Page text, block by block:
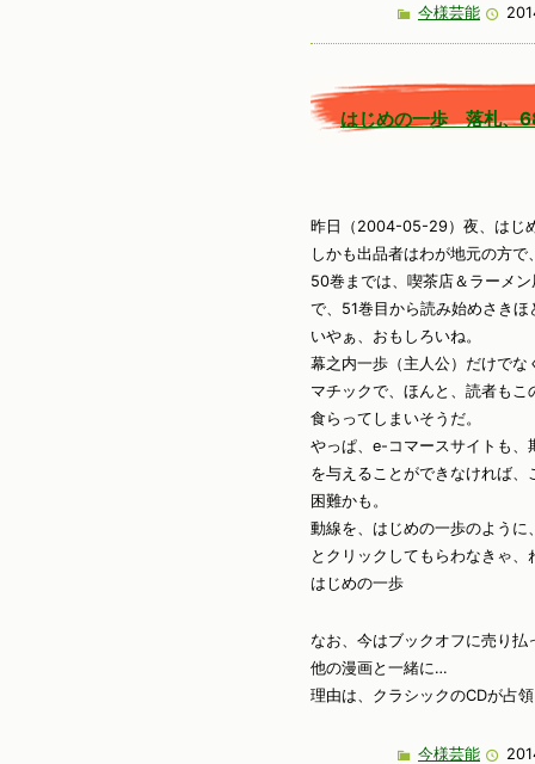
今様芸能
はじめの一歩 落札、
昨日（2004-05-29）夜、はじ
しかも出品者はわが地元の方
50巻までは、喫茶店＆ラーメ
で、51巻目から読み始めさき
いやぁ、おもしろいね。
幕之内一歩（主人公）だけで
マチックで、ほんと、読者も
食らってしまいそうだ。
やっぱ、e-コマースサイトも、
を与えることができなければ
困難かも。
動線を、はじめの一歩のよう
とクリックしてもらわなきゃ、
はじめの一歩
なお、今はブックオフに売り払
他の漫画と一緒に…
理由は、クラシックのCDが占
今様芸能